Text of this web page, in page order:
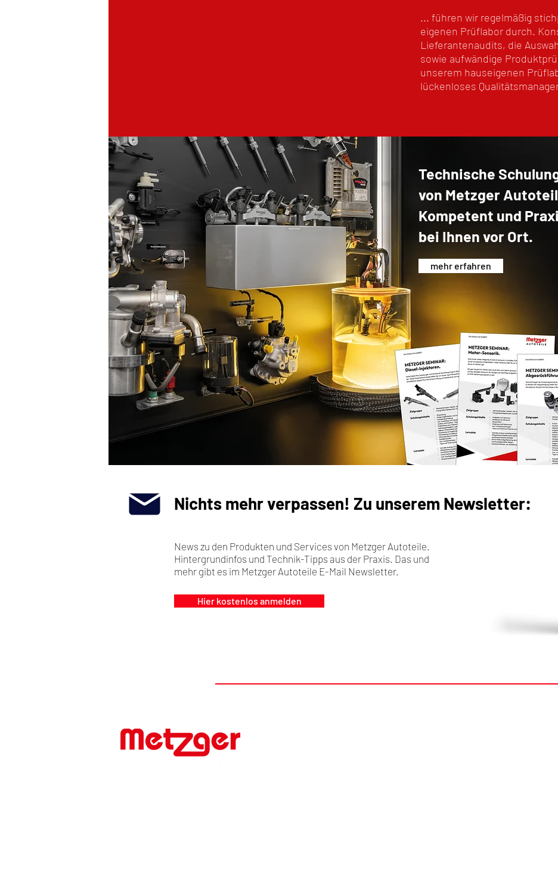
... führen wir regelmäßig
eigenen Prüflabor durch.
Lieferantenaudits, die
sowie aufwändige
unserem hauseigenen
lückenloses
Technische
von Metzger
Kompetent und
bei Ihnen vor Ort.
mehr erfahren
Nichts mehr verpassen! Zu unserem Newsletter:
News zu den Produkten und Services von Metzger Autoteile.
Hintergrundinfos und Technik-Tipps aus der Praxis. Das und
mehr gibt es im Metzger Autoteile E-Mail Newsletter.
Hier kostenlos anmelden